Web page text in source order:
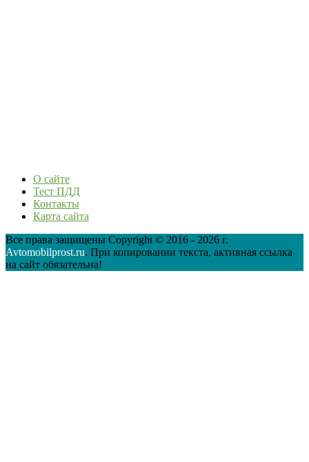
О сайте
Тест ПДД
Контакты
Карта сайта
Все права защищены Copyright © 2016 - 2026 г.
Avtomobilprost.ru. При копировании текста, активная ссылка
на сайт обязательна!